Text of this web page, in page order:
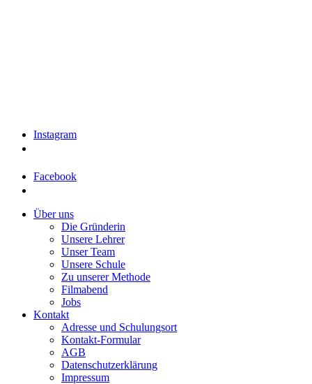
Instagram
Facebook
Über uns
Die Gründerin
Unsere Lehrer
Unser Team
Unsere Schule
Zu unserer Methode
Filmabend
Jobs
Kontakt
Adresse und Schulungsort
Kontakt-Formular
AGB
Datenschutzerklärung
Impressum